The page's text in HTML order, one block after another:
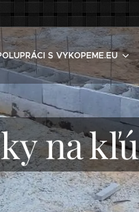
S VYKOPEME.EU
na